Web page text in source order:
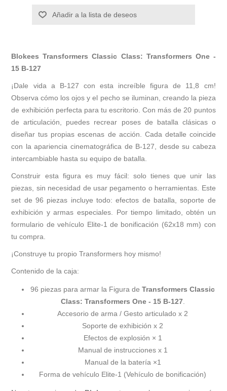
Añadir a la lista de deseos
Blokees Transformers Classic Class: Transformers One -
15 B-127
¡Dale vida a B-127 con esta increíble figura de 11,8 cm!
Observa cómo los ojos y el pecho se iluminan, creando la pieza
de exhibición perfecta para tu escritorio. Con más de 20 puntos
de articulación, puedes recrear poses de batalla clásicas o
diseñar tus propias escenas de acción. Cada detalle coincide
con la apariencia cinematográfica de B-127, desde su cabeza
intercambiable hasta su equipo de batalla.
Construir esta figura es muy fácil: solo tienes que unir las
piezas, sin necesidad de usar pegamento o herramientas. Este
set de 96 piezas incluye todo: efectos de batalla, soporte de
exhibición y armas especiales. Por tiempo limitado, obtén un
formulario de vehículo Elite-1 de bonificación (62x18 mm) con
tu compra.
¡Construye tu propio Transformers hoy mismo!
Contenido de la caja:
96 piezas para armar la Figura de Transformers Classic
Class: Transformers One - 15 B-127.
Accesorio de arma / Gesto articulado x 2
Soporte de exhibición x 2
Efectos de explosión × 1
Manual de instrucciones x 1
Manual de la batería ×1
Forma de vehículo Elite-1 (Vehículo de bonificación)